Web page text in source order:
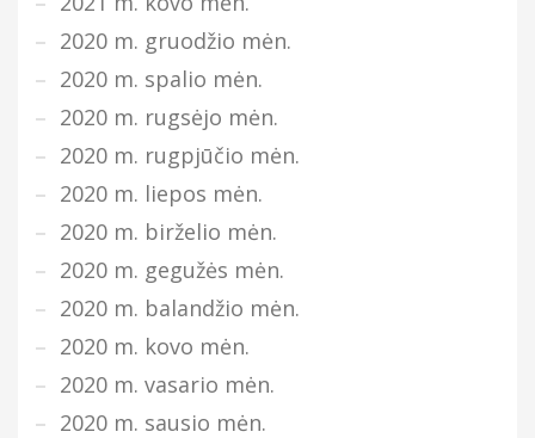
2020 m. gruodžio mėn.
2020 m. spalio mėn.
2020 m. rugsėjo mėn.
2020 m. rugpjūčio mėn.
2020 m. liepos mėn.
2020 m. birželio mėn.
2020 m. gegužės mėn.
2020 m. balandžio mėn.
2020 m. kovo mėn.
2020 m. vasario mėn.
2020 m. sausio mėn.